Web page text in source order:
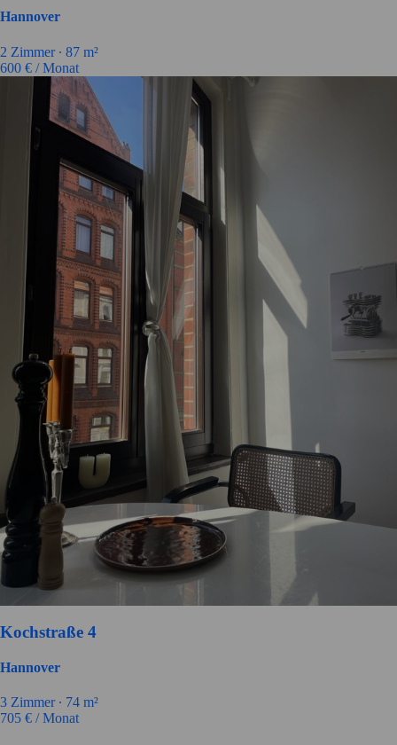
Hannover
2 Zimmer ∙ 87 m²
600 € / Monat
Kochstraße 4
Hannover
3 Zimmer ∙ 74 m²
705 € / Monat